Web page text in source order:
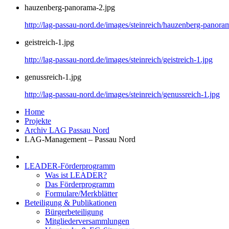
hauzenberg-panorama-2.jpg
http://lag-passau-nord.de/images/steinreich/hauzenberg-
geistreich-1.jpg
http://lag-passau-nord.de/images/steinreich/geistreich-1.jpg
genussreich-1.jpg
http://lag-passau-nord.de/images/steinreich/genussreich-1.jpg
Home
Projekte
Archiv LAG Passau Nord
LAG-Management – Passau Nord
LEADER-Förderprogramm
Was ist LEADER?
Das Förderprogramm
Formulare/Merkblätter
Beteiligung & Publikationen
Bürgerbeteiligung
Mitgliederversammlungen